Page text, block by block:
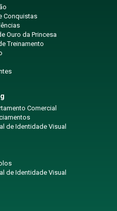
Conquistas
Ouro da Princesa
Treinamento
Comercial
de Identidade Visual
de Identidade Visual